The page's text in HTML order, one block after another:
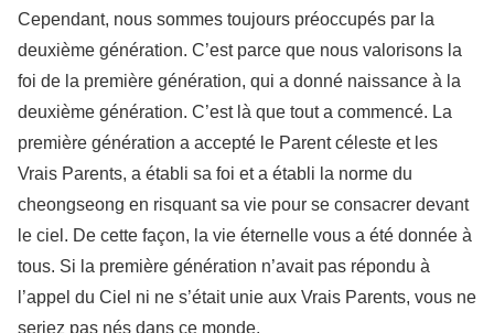
Cependant, nous sommes toujours préoccupés par la
deuxième génération. C’est parce que nous valorisons la
foi de la première génération, qui a donné naissance à la
deuxième génération. C’est là que tout a commencé. La
première génération a accepté le Parent céleste et les
Vrais Parents, a établi sa foi et a établi la norme du
cheongseong en risquant sa vie pour se consacrer devant
le ciel. De cette façon, la vie éternelle vous a été donnée à
tous. Si la première génération n’avait pas répondu à
l’appel du Ciel ni ne s’était unie aux Vrais Parents, vous ne
seriez pas nés dans ce monde.